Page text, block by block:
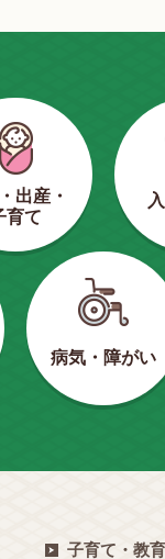
出産・
育て
病気・障がい
子育て・教育